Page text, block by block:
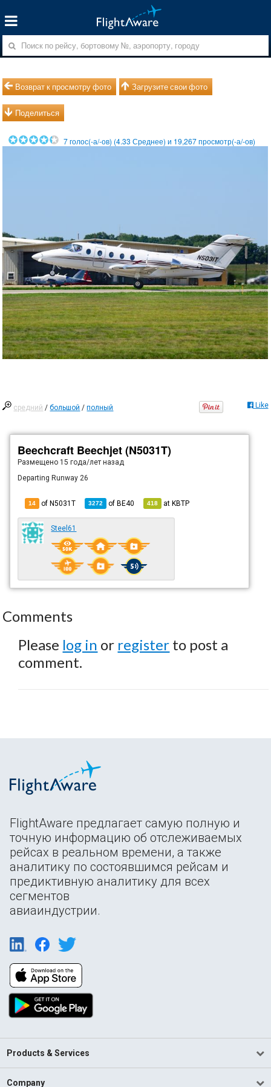
Возврат к просмотру фото Загрузите свои фото
Поделиться
7голос(-а/-ов) (4.33 Среднее) и 19,267просмотр(-а/-ов)
средний /большой /полный Like
Beechcraft Beechjet (N5031T)
Размещено 15 года/лет назад
Departing Runway 26
14 of N5031T 3272 ofBE40 418 atKBTP
Steel61
Comments
Please log in or register to post a
comment.
FlightAware предлагает самую полную и
точную информацию об отслеживаемых
рейсах в реальном времени, а также
аналитику по состоявшимся рейсам и
предиктивную аналитику для всех
сегментов
авиаиндустрии.
Products & Services
Company